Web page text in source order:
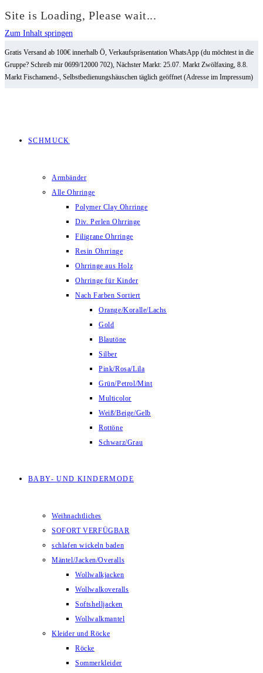
Site is Loading, Please wait...
Zum Inhalt springen
Gratis Versand ab 100€ innerhalb Ö, Verkaufspräsentation WhatsApp (du möchtest in die
Gruppe? Schreib mir 0699/12000 702), Nächster Markt: 25.07. Markt Zwölfaxing, 8.8.
Markt Fischamend-, Selbstbedienungshäuschen täglich geöffnet (Adresse im Impressum)
SCHMUCK
Armbänder
Alle Ohrringe
Polymer Clay Ohrringe
Div. Perlen Ohrringe
Filigrane Ohrringe
Resin Ohrringe
Ohrringe aus Holz
Ohrringe für Kinder
Nach Farben Sortiert
Orange/Koralle/Lachs
Gold
Blautöne
Silber
Pink/Rosa/Lila
Grün/Petrol/Mint
Multicolor
Weiß/Beige/Gelb
Rottöne
Schwarz/Grau
BABY- UND KINDERMODE
Weihnachtliches
SOFORT VERFÜGBAR
schlafen wickeln baden
Mäntel/Jacken/Overalls
Wollwalkjacken
Wollwalkoveralls
Softshelljacken
Wollwalkmantel
Kleider und Röcke
Röcke
Sommerkleider